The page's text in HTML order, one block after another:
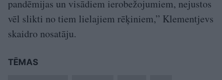
pandēmijas un visādiem ierobežojumiem, nejustos
vēl slikti no tiem lielajiem rēķiniem,” Klementjevs
skaidro nosatāju.
TĒMAS